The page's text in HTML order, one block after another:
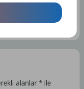
iletişim bilgisi
alanlar* ile